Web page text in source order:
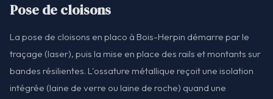
Pose de cloisons
La pose de cloisons en placo à Bois-Herpin démarre par le
traçage (laser), puis la mise en place des rails et montants sur
bandes résilientes. L'ossature métallique reçoit une isolation
intégrée (laine de verre ou laine de roche) quand une